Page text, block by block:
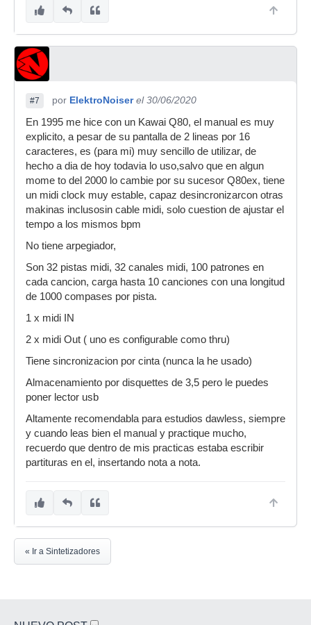
#7 por ElektroNoiser el 30/06/2020
En 1995 me hice con un Kawai Q80, el manual es muy
explicito, a pesar de su pantalla de 2 lineas por 16
caracteres, es (para mi) muy sencillo de utilizar, de
hecho a dia de hoy todavia lo uso,salvo que en algun
mome to del 2000 lo cambie por su sucesor Q80ex, tiene
un midi clock muy estable, capaz desincronizarcon otras
makinas inclusosin cable midi, solo cuestion de ajustar el
tempo a los mismos bpm
No tiene arpegiador,
Son 32 pistas midi, 32 canales midi, 100 patrones en
cada cancion, carga hasta 10 canciones con una longitud
de 1000 compases por pista.
1 x midi IN
2 x midi Out ( uno es configurable como thru)
Tiene sincronizacion por cinta (nunca la he usado)
Almacenamiento por disquettes de 3,5 pero le puedes
poner lector usb
Altamente recomendabla para estudios dawless, siempre
y cuando leas bien el manual y practique mucho,
recuerdo que dentro de mis practicas estaba escribir
partituras en el, insertando nota a nota.
« Ir a Sintetizadores